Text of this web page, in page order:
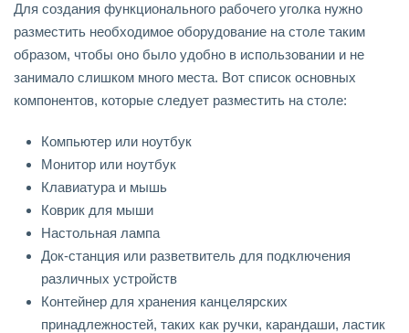
Для создания функционального рабочего уголка нужно
разместить необходимое оборудование на столе таким
образом, чтобы оно было удобно в использовании и не
занимало слишком много места. Вот список основных
компонентов, которые следует разместить на столе:
Компьютер или ноутбук
Монитор или ноутбук
Клавиатура и мышь
Коврик для мыши
Настольная лампа
Док-станция или разветвитель для подключения
различных устройств
Контейнер для хранения канцелярских
принадлежностей, таких как ручки, карандаши, ластик